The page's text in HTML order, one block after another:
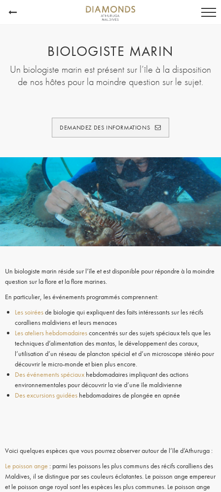
BIOLOGISTE MARIN
Un biologiste marin est présent sur l’île à la disposition
de nos hôtes pour la moindre question sur le sujet.
DEMANDEZ DES INFORMATIONS
Un biologiste marin réside sur l’île et est disponible pour répondre à la moindre
question sur la flore et la flore marines.
En particulier, les événements programmés comprennent:
Les soiréesde biologie qui expliquent des faits intéressants sur les récifs
coralliens maldiviens et leurs menaces
Les ateliers hebdomadairesconcentrés sur des sujets spéciaux tels que les
techniques d’alimentation des mantas, le développement des coraux,
l’utilisation d’un réseau de plancton spécial et d’un microscope stéréo pour
découvrir le micro-monde et bien plus encore.
Des événements spéciaux hebdomadaires impliquant des actions
environnementales pour découvrir la vie d’une île maldivienne
Des excursions guidées hebdomadaires de plongée en apnée
Voici quelques espèces que vous pourrez observer autour de l’île d’Athuruga :
Le poisson ange : parmi les poissons les plus communs des récifs coralliens des
Maldives, il se distingue par ses couleurs éclatantes. Le poisson ange empereur
et le poisson ange royal sont les espèces les plus communes. Le poisson ange